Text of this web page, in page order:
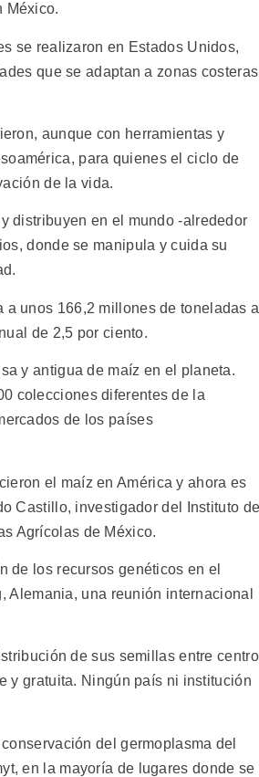
México.
se realizaron en Estados Unidos,
que se adaptan a zonas
aunque con herramientas y
para quienes el ciclo de
de la vida.
distribuyen en el mundo -alrededor
donde se manipula y cuida su
unos 166,2 millones de toneladas
de 2,5 por ciento.
y antigua de maíz en el planeta.
colecciones diferentes de la
de los países
el maíz en América y ahora es
Castillo, investigador del Instituto
Agrícolas de México.
de los recursos genéticos en el
una reunión internacional
de sus semillas entre
y gratuita. Ningún país ni institución
del germoplasma del
en la mayoría de lugares donde se